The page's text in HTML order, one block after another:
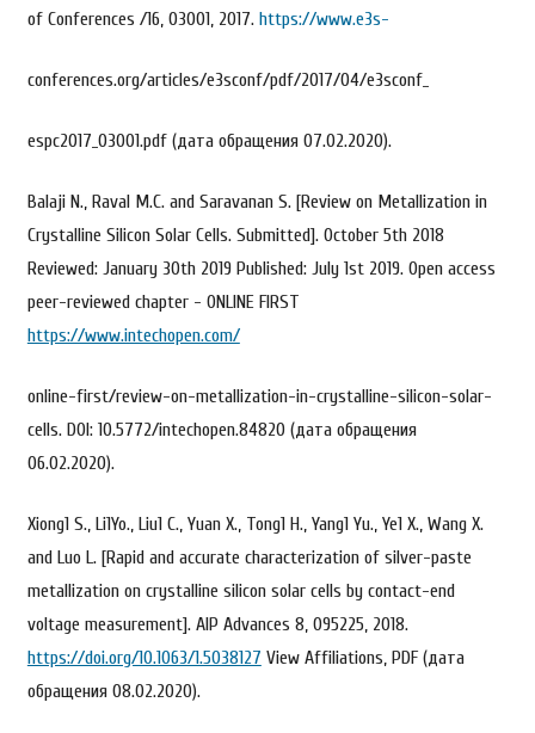
of Conferences /16, 03001, 2017. https://www.e3s-
conferences.org/articles/e3sconf/pdf/2017/04/e3sconf_
espc2017_03001.pdf (дата обращения 07.02.2020).
Balaji N., Raval М.С. and Saravanan S. [Review on Metallization in
Crystalline Silicon Solar Cells. Submitted]. October 5th 2018
Reviewed: January 30th 2019 Published: July 1st 2019. Open access
peer-reviewed chapter - ONLINE FIRST
https://www.intechopen.com/
online-first/review-on-metallization-in-crystalline-silicon-solar-
cells. DOI: 10.5772/intechopen.84820 (дата обращения
06.02.2020).
Xiong1 S., Li1Yo., Liu1 С., Yuan Х., Tong1 Н., Yang1 Yu., Ye1 Х., Wang Х.
and Luo L. [Rapid and accurate characterization of silver-paste
metallization on crystalline silicon solar cells by contact-end
voltage measurement]. AIP Advances 8, 095225, 2018.
https://doi.org/10.1063/1.5038127 View Affiliations, PDF (дата
обращения 08.02.2020).